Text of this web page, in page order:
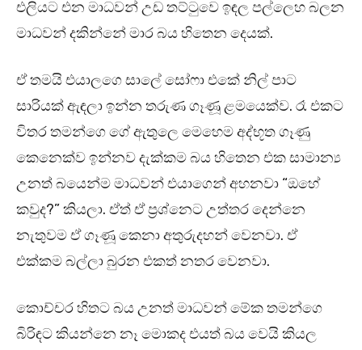
එලියට එන මාධවන් උඩ තට්ටුවෙ ඉඳල පල්ලෙහ බලන
මාධවන් දකින්නේ මාර බය හිතෙන දෙයක්.
ඒ තමයි එයාලගෙ සාලේ සෝෆා එකේ නිල් පාට
සාරියක් ඇඳලා ඉන්න තරුණ ගෑණූ ළමයෙක්ව. රෑ එකට
විතර තමන්ගෙ ගේ ඇතුලෙ මෙහෙම අද්භූත ගෑණු
කෙනෙක්ව ඉන්නව දැක්කම බය හිතෙන එක සාමාන්‍ය
උනත් බයෙන්ම මාධවන් එයාගෙන් අහනවා “ඔහේ
කවුද?” කියලා. ඒත් ඒ ප්‍රශ්නෙට උත්තර දෙන්නෙ
නැතුවම ඒ ගෑණූ කෙනා අතුරුදහන් වෙනවා. ඒ
එක්කම බල්ලා බුරන එකත් නතර වෙනවා.
කොච්චර හිතට බය උනත් මාධවන් මේක තමන්ගෙ
බිරිඳට කියන්නෙ නෑ මොකද එයත් බය වෙයි කියල